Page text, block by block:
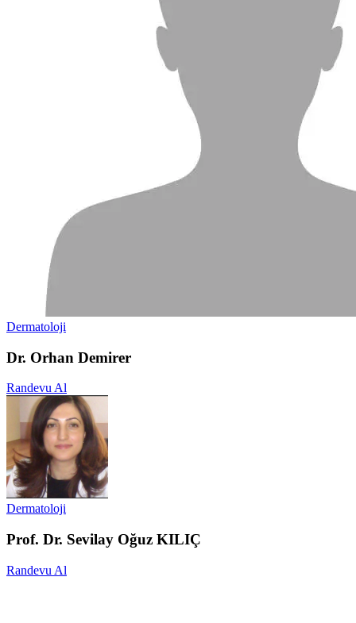
Dermatoloji
Dr. Orhan Demirer
Randevu Al
Dermatoloji
Prof. Dr. Sevilay Oğuz KILIÇ
Randevu Al